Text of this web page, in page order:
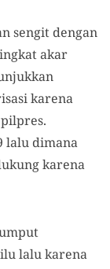
sengit dengan
akar
karena
lalu dimana
karena
lalu karena